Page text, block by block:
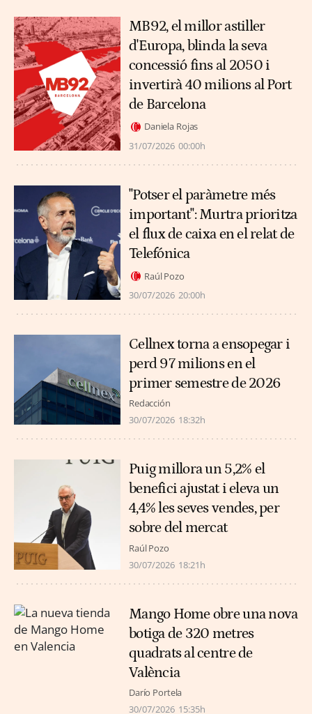
MB92, el millor astiller
d'Europa, blinda la seva
concessió fins al 2050 i
invertirà 40 milions al Port
de Barcelona
Daniela Rojas
31/07/2026 00:00h
"Potser el paràmetre més
important": Murtra prioritza
el flux de caixa en el relat de
Telefónica
Raúl Pozo
30/07/2026 20:00h
Cellnex torna a ensopegar i
perd 97 milions en el
primer semestre de 2026
Redacción
30/07/2026 18:32h
Puig millora un 5,2% el
benefici ajustat i eleva un
4,4% les seves vendes, per
sobre del mercat
Raúl Pozo
30/07/2026 18:21h
Mango Home obre una nova
botiga de 320 metres
quadrats al centre de
València
Darío Portela
30/07/2026 15:35h